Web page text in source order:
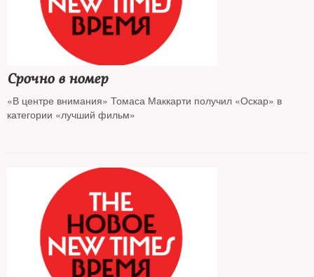
Срочно в номер
«В центре внимания» Томаса Маккарти получил «Оскар» в
категории «лучший фильм»